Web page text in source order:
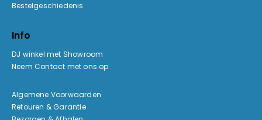
Bestelgeschiedenis
Info
DJ winkel met Showroom
Neem Contact met ons op
Algemene Voorwaarden
Retouren & Garantie